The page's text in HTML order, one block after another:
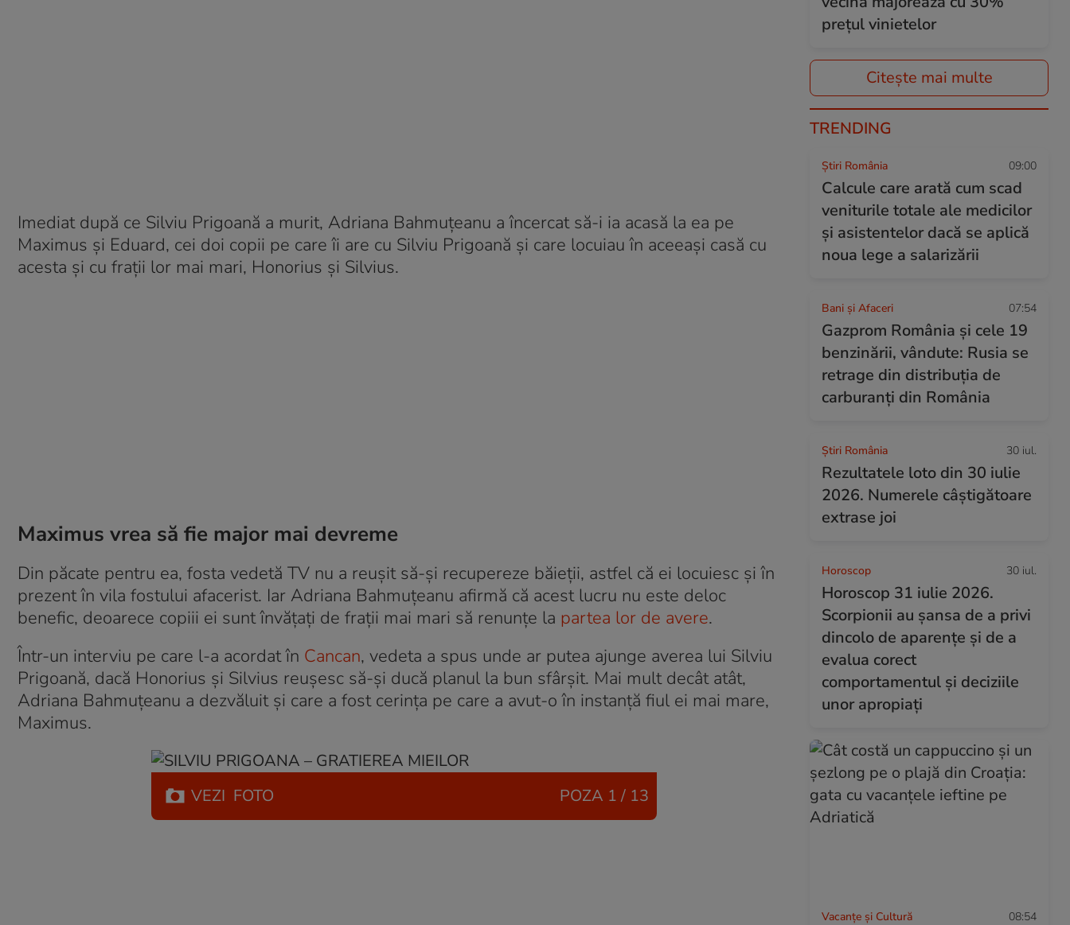
Imediat după ce Silviu Prigoană a murit, Adriana Bahmuțeanu a încercat să-i ia acasă la ea pe
Maximus și Eduard, cei doi copii pe care îi are cu Silviu Prigoană și care locuiau în aceeași casă cu
acesta și cu frații lor mai mari, Honorius și Silvius.
Maximus vrea să fie major mai devreme
Din păcate pentru ea, fosta vedetă TV nu a reușit să-și recupereze băieții, astfel că ei locuiesc și în
prezent în vila fostului afacerist. Iar Adriana Bahmuțeanu afirmă că acest lucru nu este deloc
benefic, deoarece copiii ei sunt învățați de frații mai mari să renunțe la partea lor de avere.
Într-un interviu pe care l-a acordat în Cancan, vedeta a spus unde ar putea ajunge averea lui Silviu
Prigoană, dacă Honorius și Silvius reușesc să-și ducă planul la bun sfârșit. Mai mult decât atât,
Adriana Bahmuțeanu a dezvăluit și care a fost cerința pe care a avut-o în instanță fiul ei mai mare,
Maximus.
VEZI FOTO POZA 1 / 13
prețul vinietelor
Citește mai multe
TRENDING
Știri România 09:00
Calcule care arată cum scad
veniturile totale ale medicilor
și asistentelor dacă se aplică
noua lege a salarizării
Bani și Afaceri 07:54
Gazprom România și cele 19
benzinării, vândute: Rusia se
retrage din distribuția de
carburanți din România
Știri România 30 iul.
Rezultatele loto din 30 iulie
2026. Numerele câștigătoare
extrase joi
Horoscop 30 iul.
Horoscop 31 iulie 2026.
Scorpionii au șansa de a privi
dincolo de aparențe și de a
evalua corect
comportamentul și deciziile
unor apropiați
Vacanțe și Cultură 08:54